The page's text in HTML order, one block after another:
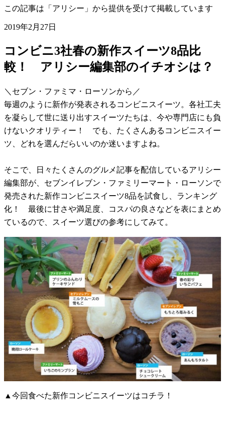
この記事は「アリシー」から提供を受けて掲載しています
2019年2月27日
コンビニ3社春の新作スイーツ8品比
較！ アリシー編集部のイチオシは？
＼セブン・ファミマ・ローソンから／
毎週のように新作が発表されるコンビニスイーツ。各社工夫
を凝らして世に送り出すスイーツたちは、今や専門店にも負
けないクオリティー！ でも、たくさんあるコンビニスイー
ツ、どれを選んだらいいのか迷いますよね。
そこで、日々たくさんのグルメ記事を配信しているアリシー
編集部が、セブンイレブン・ファミリーマート・ローソンで
発売された新作コンビニスイーツ8品を試食し、ランキング
化！ 最後に甘さや満足度、コスパの良さなどを表にまとめ
ているので、スイーツ選びの参考にしてみて。
▲今回食べた新作コンビニスイーツはコチラ！